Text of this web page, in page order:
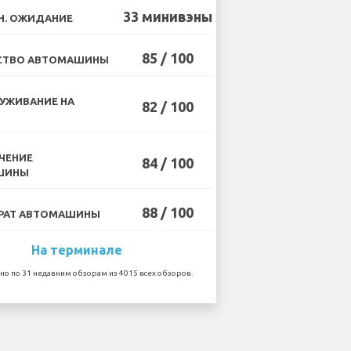
ОЖИДАНИЕ 33 минивэны
АВТОМАШИНЫ 85 / 100
НА
82 / 100
84 / 100
АВТОМАШИНЫ 88 / 100
На терминале
по 31 недавним обзорам из 4015 всех обзоров.